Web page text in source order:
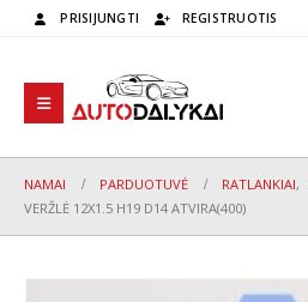
PRISIJUNGTI REGISTRUOTIS
NAMAI PARDUOTUVĖ RATLANKIAI,
VERŽLĖ 12X1.5 H19 D14 ATVIRA(400)